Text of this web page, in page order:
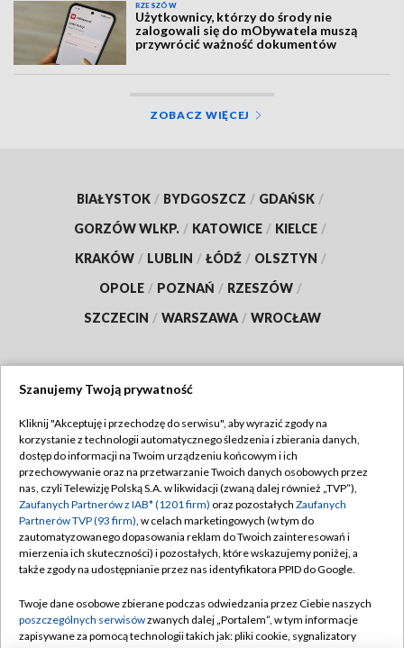
RZESZÓW
Użytkownicy, którzy do środy nie
zalogowali się do mObywatela muszą
przywrócić ważność dokumentów
ZOBACZ WIĘCEJ
BIAŁYSTOK / BYDGOSZCZ / GDAŃSK /
GORZÓW WLKP. / KATOWICE / KIELCE /
KRAKÓW / LUBLIN / ŁÓDŹ / OLSZTYN /
OPOLE / POZNAŃ / RZESZÓW /
SZCZECIN / WARSZAWA / WROCŁAW
TVP
Abonament TVP
Emisja w TVP
Centrum informacji TVP
Naziemna Telewizja Cyfrowa
Rada Programowa
Regulamin TVP
Polityka prywatności
Moje zgody
Pomoc
Kontakt
Szanujemy Twoją prywatność
Kliknij "Akceptuję i przechodzę do serwisu", aby wyrazić zgody na
korzystanie z technologii automatycznego śledzenia i zbierania danych,
dostęp do informacji na Twoim urządzeniu końcowym i ich
przechowywanie oraz na przetwarzanie Twoich danych osobowych przez
nas, czyli Telewizję Polską S.A. w likwidacji (zwaną dalej również „TVP”),
Zaufanych Partnerów z IAB* (1201 firm) oraz pozostałych Zaufanych
Partnerów TVP (93 firm), w celach marketingowych (w tym do
zautomatyzowanego dopasowania reklam do Twoich zainteresowań i
mierzenia ich skuteczności) i pozostałych, które wskazujemy poniżej, a
także zgody na udostępnianie przez nas identyfikatora PPID do Google.
Twoje dane osobowe zbierane podczas odwiedzania przez Ciebie naszych
poszczególnych serwisówzwanych dalej „Portalem”, w tym informacje
zapisywane za pomocą technologii takich jak: pliki cookie, sygnalizatory